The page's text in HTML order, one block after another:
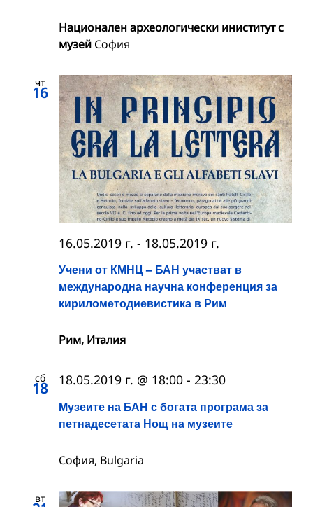
Национален археологически иниститут с
музей София
чт
16
Учени от КМНЦ – БАН участват в
международна научна конференция за
кирилометодиевистика в Рим
16.05.2019 г. - 18.05.2019 г.
Рим, Италия
сб
18
Музеите на БАН с богата програма за
петнадесетата Нощ на музеите
18.05.2019 г. @ 18:00 - 23:30
София, Bulgaria
вт